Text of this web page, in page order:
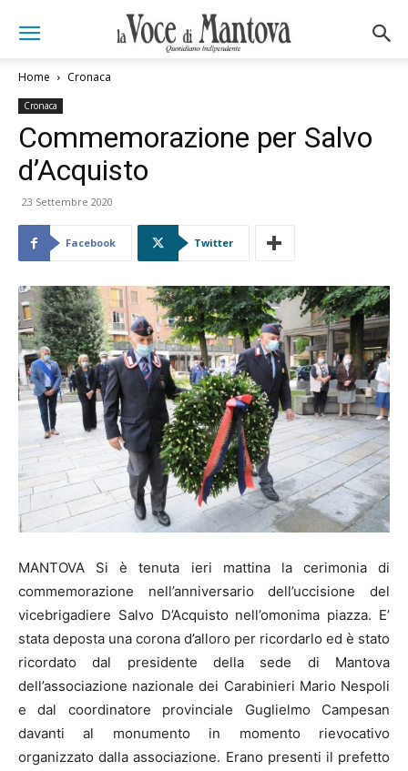
Home Cronaca
Cronaca
Commemorazione per Salvo
d’Acquisto
23 Settembre 2020
Facebook Twitter
MANTOVA Si è tenuta ieri mattina la cerimonia di
commemorazione nell’anniversario dell’uccisione del
vicebrigadiere Salvo D’Acquisto nell’omonima piazza. E’
stata deposta una corona d’alloro per ricordarlo ed è stato
ricordato dal presidente della sede di Mantova
dell’associazione nazionale dei Carabinieri Mario Nespoli
e dal coordinatore provinciale Guglielmo Campesan
davanti al monumento in momento rievocativo
organizzato dalla associazione. Erano presenti il prefetto